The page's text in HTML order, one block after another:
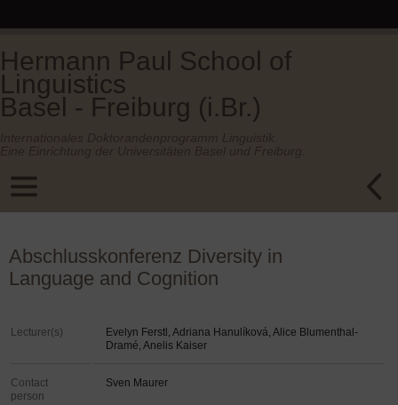
Hermann Paul School of
Linguistics
Basel - Freiburg (i.Br.)
Abschlusskonferenz Diversity in
Language and Cognition
Lecturer(s)
Evelyn Ferstl, Adriana Hanulíková, Alice Blumenthal-
Dramé, Anelis Kaiser
Contact
person
Sven Maurer